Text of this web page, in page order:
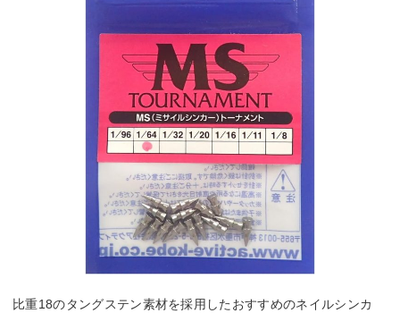
比重18のタングステン素材を採用したおすすめのネイルシンカ